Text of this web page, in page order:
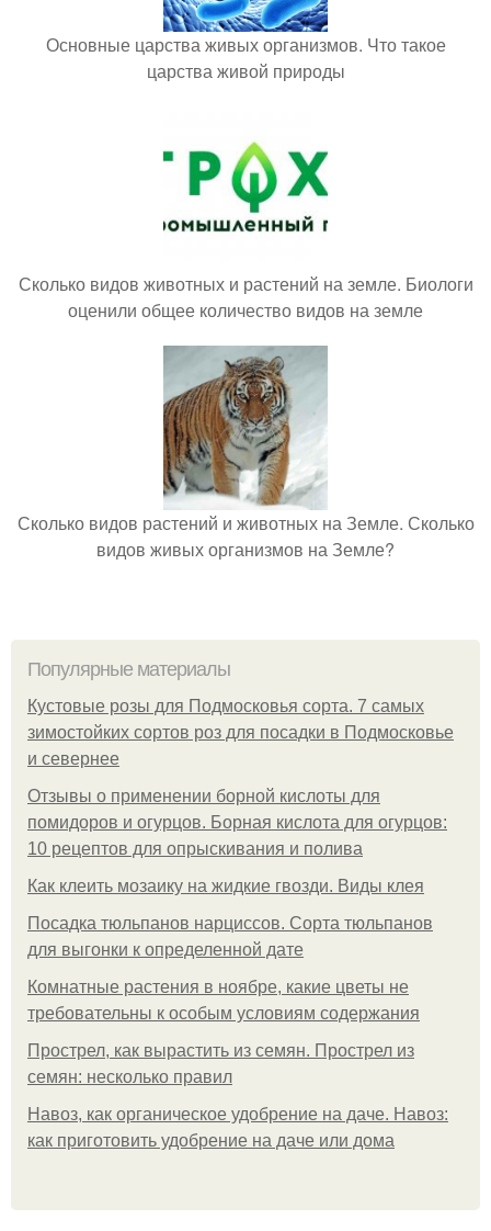
Основные царства живых организмов. Что такое
царства живой природы
Сколько видов животных и растений на земле. Биологи
оценили общее количество видов на земле
Сколько видов растений и животных на Земле. Сколько
видов живых организмов на Земле?
Популярные материалы
Кустовые розы для Подмосковья сорта. 7 самых
зимостойких сортов роз для посадки в Подмосковье
и севернее
Отзывы о применении борной кислоты для
помидоров и огурцов. Борная кислота для огурцов:
10 рецептов для опрыскивания и полива
Как клеить мозаику на жидкие гвозди. Виды клея
Посадка тюльпанов нарциссов. Сорта тюльпанов
для выгонки к определенной дате
Комнатные растения в ноябре, какие цветы не
требовательны к особым условиям содержания
Прострел, как вырастить из семян. Прострел из
семян: несколько правил
Навоз, как органическое удобрение на даче. Навоз:
как приготовить удобрение на даче или дома